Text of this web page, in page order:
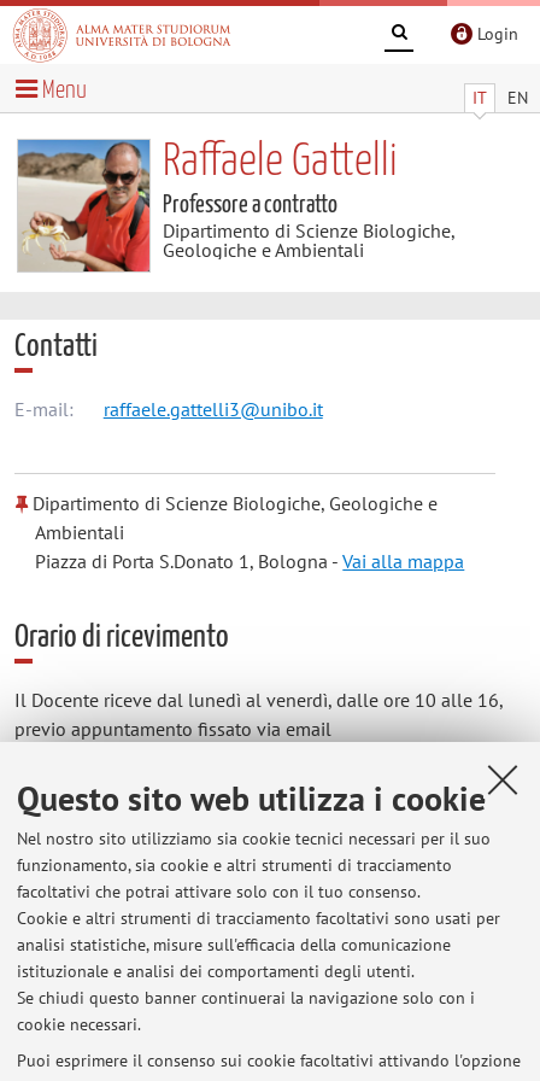
Questo sito web utilizza i cookie
Nel nostro sito utilizziamo sia cookie tecnici necessari per il suo
funzionamento, sia cookie e altri strumenti di tracciamento
facoltativi che potrai attivare solo con il tuo consenso.
Cookie e altri strumenti di tracciamento facoltativi sono usati per
analisi statistiche, misure sull'efficacia della comunicazione
istituzionale e analisi dei comportamenti degli utenti.
Se chiudi questo banner continuerai la navigazione solo con i
cookie necessari.
Puoi esprimere il consenso sui cookie facoltativi attivando l'opzione
Login
IT EN
Menu
Raffaele Gattelli
Professore a contratto
Dipartimento di Scienze Biologiche,
Geologiche e Ambientali
Contatti
E-mail: raffaele.gattelli3@unibo.it
Dipartimento di Scienze Biologiche, Geologiche e
Ambientali
Piazza di Porta S.Donato 1, Bologna -Vai alla mappa
Orario di ricevimento
Il Docente riceve dal lunedì al venerdì, dalle ore 10 alle 16,
previo appuntamento fissato via email
Ultimi avvisi
PUBBLICAZIONE APPELLI
Pubblicato il: 07 maggio 2024
PUBBLICAZIONE APPELLI
Pubblicato il: 07 settembre 2021